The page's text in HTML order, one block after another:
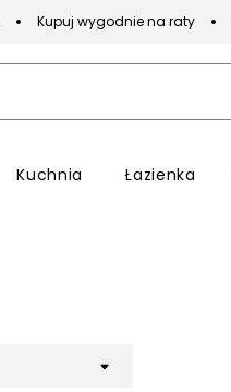
Kupuj wygodnie na raty
Kuchnia Łazienka